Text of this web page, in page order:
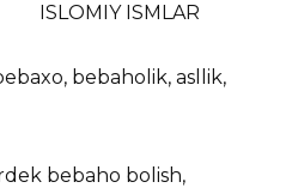
ISMLAR
bebaholik, asllik,
bebaho bolish,